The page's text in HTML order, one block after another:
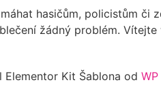
hasičům, policistům
žádný problém.
Elementor Kit Šablona od